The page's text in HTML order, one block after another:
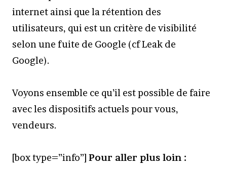
internet ainsi que la rétention des
utilisateurs, qui est un critère de visibilité
selon une fuite de Google (cf Leak de
Google).
Voyons ensemble ce qu’il est possible de faire
avec les dispositifs actuels pour vous,
vendeurs.
[box type=”info”] Pour aller plus loin :